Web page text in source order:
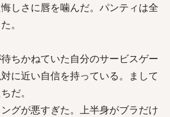
しさに唇を噛んだ。パンティは全
。
ちかねていた自分のサービスゲー
に近い自信を持っている。まして
だ。
グが悪すぎた。上半身がブラだけ